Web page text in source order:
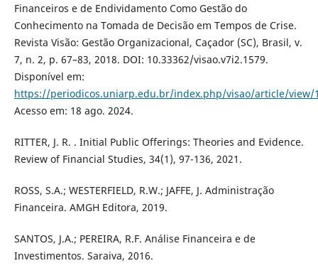
Financeiros e de Endividamento Como Gestão do
Conhecimento na Tomada de Decisão em Tempos de Crise.
Revista Visão: Gestão Organizacional, Caçador (SC), Brasil, v.
7, n. 2, p. 67–83, 2018. DOI: 10.33362/visao.v7i2.1579.
Disponível em:
https://periodicos.uniarp.edu.br/index.php/visao/article/view/
Acesso em: 18 ago. 2024.
RITTER, J. R. . Initial Public Offerings: Theories and Evidence.
Review of Financial Studies, 34(1), 97-136, 2021.
ROSS, S.A.; WESTERFIELD, R.W.; JAFFE, J. Administração
Financeira. AMGH Editora, 2019.
SANTOS, J.A.; PEREIRA, R.F. Análise Financeira e de
Investimentos. Saraiva, 2016.